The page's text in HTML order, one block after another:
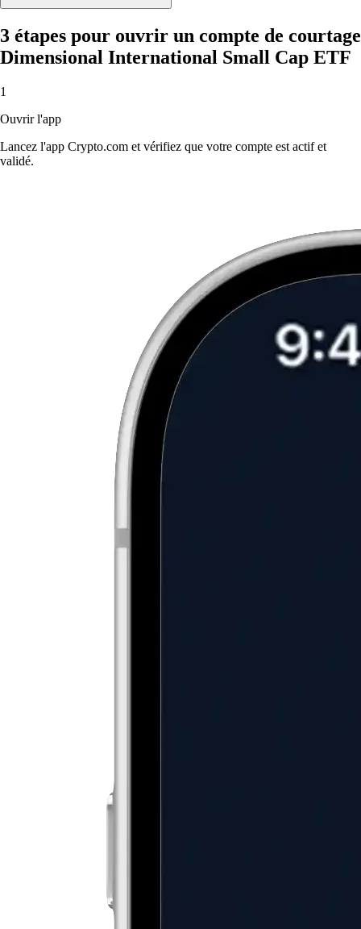
3 étapes pour ouvrir un compte de courtage
Dimensional International Small Cap ETF
1
Ouvrir l'app
Lancez l'app Crypto.com et vérifiez que votre compte est actif et
validé.